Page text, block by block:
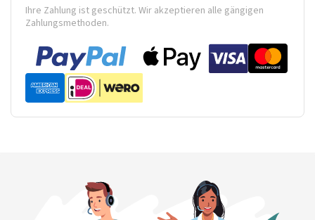
Ihre Zahlung ist geschützt. Wir akzeptieren alle gängigen
Zahlungsmethoden.